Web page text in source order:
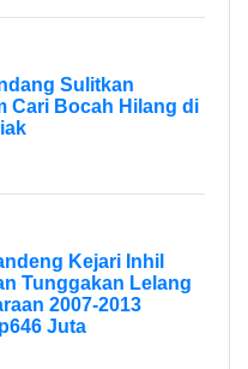
Sulitkan
Cari Bocah Hilang di
Kejari Inhil
Tunggakan Lelang
2007-2013
Juta